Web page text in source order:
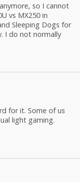
so I cannot
vs MX250 in
Sleeping Dogs for
I do not normally
for it. Some of us
light gaming.